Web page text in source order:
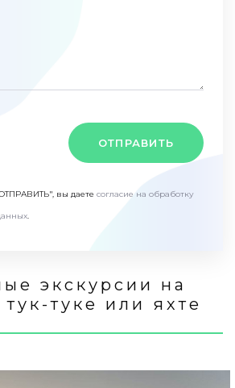
ОТПРАВИТЬ
вы даете согласие на обработку
.
экскурсии на
туке или яхте